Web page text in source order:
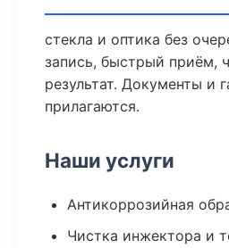
стекла и оптика без
запись, быстрый приём,
результат. Документы и
прилагаются.
Наши услуги
Антикоррозийная
Чистка инжектора и